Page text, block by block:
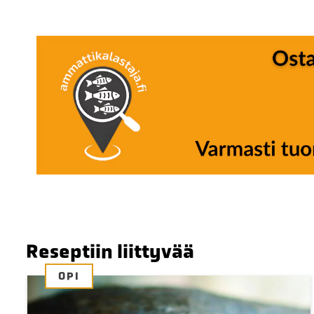
Reseptiin liittyvää
OPI